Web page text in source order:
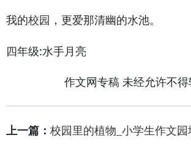
我的校园 ，更爱那清幽的水池。
四年级:水手月亮
作文网专稿 未经允许不得
上一篇： 校园里的植物_小学生作文园